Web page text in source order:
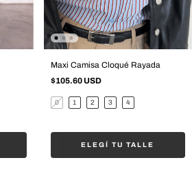
Maxi Camisa Cloqué Rayada
$105.60 USD
0 1 2 3 4
ELEGÍ TU TALLE